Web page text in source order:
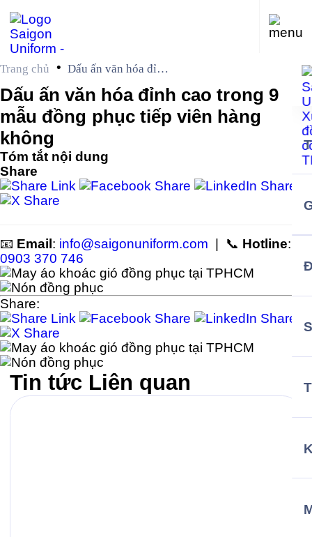
Trang chủ • Dấu ấn văn hóa đỉnh
cao trong 9 mẫu
đồng phục tiếp viên
hàng không
Dấu ấn văn hóa đỉnh cao trong 9
mẫu đồng phục tiếp viên hàng
không
Tóm tắt nội dung
Share
📧 Email: info@saigonuniform.com | 📞 Hotline:
0903 370 746
Share:
Tin tức Liên quan